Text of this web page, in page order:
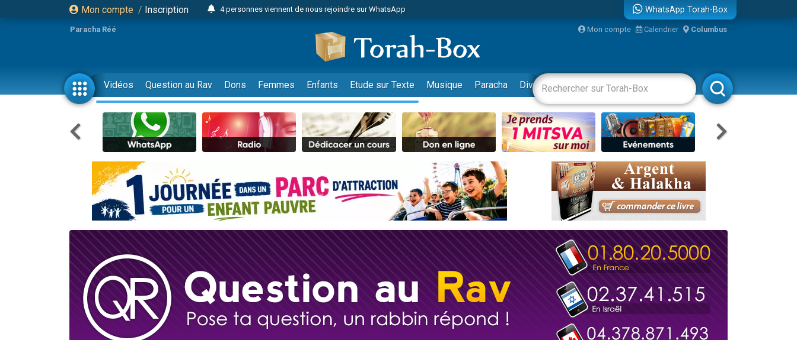
Mon compte / Inscription
4 personnes viennent de nous rejoindre sur WhatsApp
Odaya vient de donner son Maasser
3 personnes viennent de faire un don pour 5 jours de vacances aux Orphelins
3 personnes viennent de faire un don pour Diane, 80 ans, dans un appartement insalubre
13 personnes viennent de demander une bénédiction
2 personnes viennent de nous rejoindre sur WhatsApp
30 personnes viennent de faire un don pour Sauvez la jambe de Yohan
Il reste 49 places pour étudier en groupe sur Zoom
3 personnes viennent de nous rejoindre sur WhatsApp
2 personnes viennent de nous rejoindre sur WhatsApp
3 personnes viennent de nous rejoindre sur WhatsApp
2 nouvelles musiques dans Torah-Box Music
8 personnes viennent de faire un don pour Tsédaka : pauvres d'Israel
Nouvelle émission radio : Visions de grandeur n°104 : Le Chabbath et le Birkat Hamazone à travers le temps
61 personnes viennent de demander une bénédiction
Ariel vient de donner son Maasser
Il reste 49 places pour étudier en groupe sur Zoom
WhatsApp Torah-Box
Paracha Réé Mon compte Calendrier Columbus
Vidéos Question au Rav Dons Femmes Enfants Etude sur Texte Musique Paracha Divertissements Livres Rabbanim